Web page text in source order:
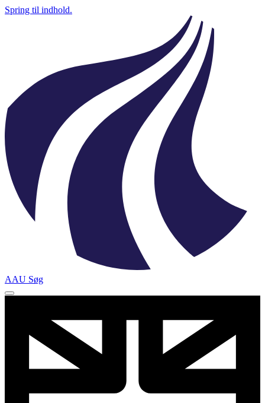
Spring til indhold.
AAU Søg